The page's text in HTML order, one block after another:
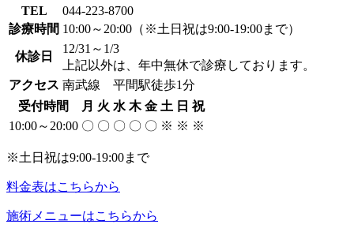
TEL
044-223-8700
診療時間 10:00～20:00（※土日祝は9:00-19:00まで）
休診日
12/31～1/3
上記以外は、年中無休で診療しております。
アクセス 南武線 平間駅徒歩1分
受付時間
月 火 水 木 金 土 日 祝
10:00～20:00 〇 〇 〇 〇 〇 ※ ※ ※
※土日祝は9:00-19:00まで
料金表はこちらから
施術メニューはこちらから